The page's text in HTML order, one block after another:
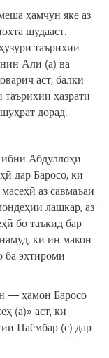
ҳамчун яке аз
шудааст.
таърихии
Алӣ (а) ва
аст, балки
ҳазрати
дорад.
Абдуллоҳи
дар Баросо, ки
аз савмаъаи
лашкар, аз
бо таъкид бар
ки ин макон
ба эҳтироми
— ҳамон Баросо
(а)» аст, ки
Паёмбар (с) дар